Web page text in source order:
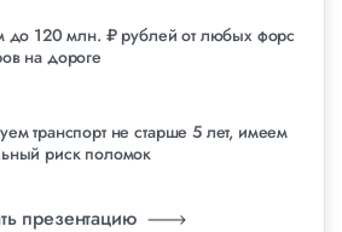
до 120 млн. ₽ рублей от любых форс
на дороге
транспорт не старше 5 лет, имеем
риск поломок
презентацию